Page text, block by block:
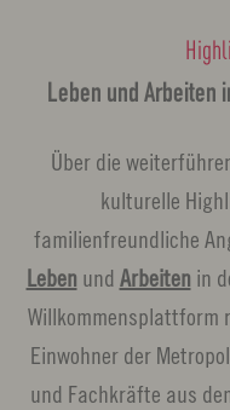
Leben und Arbeiten
Über die
kulturelle
familienfreundliche
Leben und Arbeiten in
Willkommensplattform
Einwohner der
und Fachkräfte aus